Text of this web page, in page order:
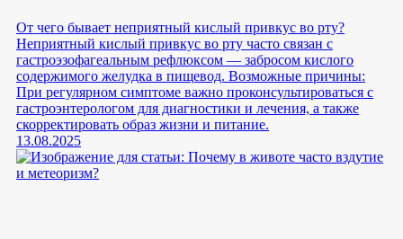
От чего бывает неприятный кислый привкус во рту?
Неприятный кислый привкус во рту часто связан с
гастроэзофагеальным рефлюксом — забросом кислого
содержимого желудка в пищевод. Возможные причины:
При регулярном симптоме важно проконсультироваться с
гастроэнтерологом для диагностики и лечения, а также
скорректировать образ жизни и питание.
13.08.2025